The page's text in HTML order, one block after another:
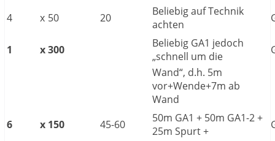
4
x 50 20
Beliebig auf Technik
achten
1 x300
Beliebig GA1 jedoch
„schnell um die
Wand“, d.h. 5m
vor+Wende+7m ab
Wand
6
x 150 45-60
50m GA1 + 50m GA1-2 +
25m Spurt +